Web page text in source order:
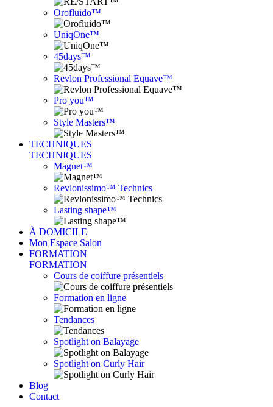
Orofluido™
UniqOne™
45days™
Revlon Professional Equave™
Pro you™
Style Masters™
TECHNIQUES
TECHNIQUES
Magnet™
Revlonissimo™ Technics
Lasting shape™
À DOMICILE
Mon Espace Salon
FORMATION
FORMATION
Cours de coiffure présentiels
Formation en ligne
Tendances
Spotlight on Balayage
Spotlight on Curly Hair
Blog
Contact